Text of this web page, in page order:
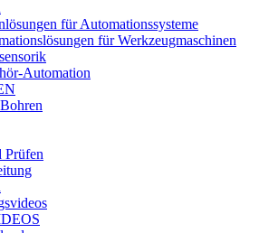
für Automationssysteme
für Werkzeugmaschinen
Automation
Prüfen